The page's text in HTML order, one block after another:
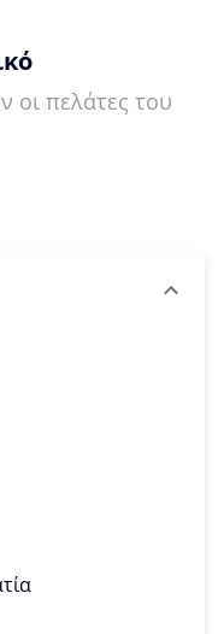
οι πελάτες του